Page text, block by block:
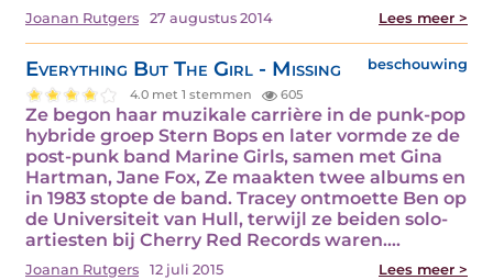
Joanan Rutgers 27 augustus 2014 Lees meer >
Everything But The Girl - Missing beschouwing
4.0 met 1 stemmen 605
Ze begon haar muzikale carrière in de punk-pop
hybride groep Stern Bops en later vormde ze de
post-punk band Marine Girls, samen met Gina
Hartman, Jane Fox, Ze maakten twee albums en
in 1983 stopte de band. Tracey ontmoette Ben op
de Universiteit van Hull, terwijl ze beiden solo-
artiesten bij Cherry Red Records waren.…
Joanan Rutgers 12 juli 2015 Lees meer >